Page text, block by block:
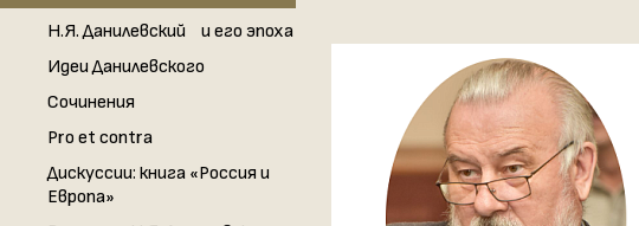
Н.Я. Данилевский и его эпоха
Идеи Данилевского
Сочинения
Pro et contra
Дискуссии: книга «Россия и
Европа»